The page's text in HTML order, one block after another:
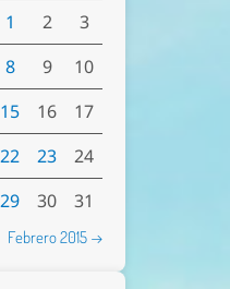
1
2
3
8 9
10
15 16
17
22 23
24
29 30 31
Febrero 2015 →